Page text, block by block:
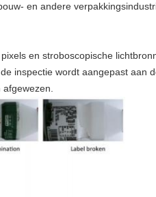
en andere
en stroboscopische
inspectie wordt aangepast aan